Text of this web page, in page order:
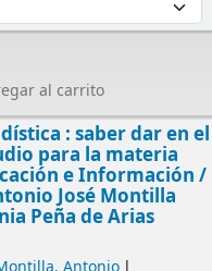
al carrito
: saber dar en el
para la materia
e Información /
José Montilla
Peña de Arias